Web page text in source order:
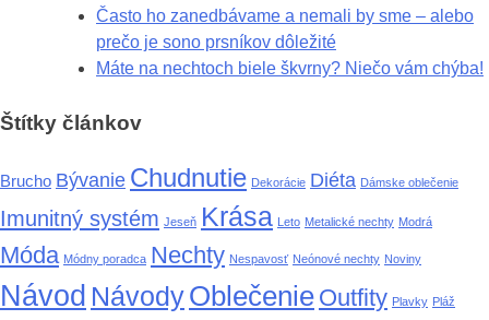
Často ho zanedbávame a nemali by sme – alebo
prečo je sono prsníkov dôležité
Máte na nechtoch biele škvrny? Niečo vám chýba!
Štítky článkov
Brucho Bývanie Chudnutie Dekorácie Diéta Dámske oblečenie
Imunitný systém Jeseň Krása Leto Metalické nechty Modrá
Móda Módny poradca Nechty Nespavosť Neónové nechty Noviny
Návod NávodyOblečenie Outfity Plavky Pláž